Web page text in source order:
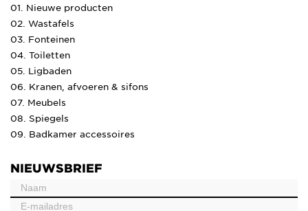
01. Nieuwe producten
02. Wastafels
03. Fonteinen
04. Toiletten
05. Ligbaden
06. Kranen, afvoeren & sifons
07. Meubels
08. Spiegels
09. Badkamer accessoires
NIEUWSBRIEF